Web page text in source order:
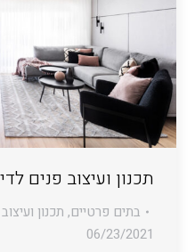
תכנון ועיצוב פנים
בתים פרטיים, תכנון
06/23/2021